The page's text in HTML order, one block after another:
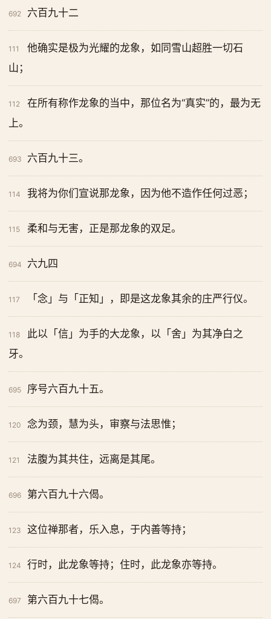
692 六百九十二
111
他确实是极为光耀的龙象，如同雪山超胜一切石
山；
112
在所有称作龙象的当中，那位名为“真实”的，最为无
上。
693 六百九十三。
114 我将为你们宣说那龙象，因为他不造作任何过恶；
115 柔和与无害，正是那龙象的双足。
694 六九四
117 「念」与「正知」，即是这龙象其余的庄严行仪。
118
此以「信」为手的大龙象，以「舍」为其净白之
牙。
695 序号六百九十五。
120 念为颈，慧为头，审察与法思惟；
121 法腹为其共住，远离是其尾。
696 第六百九十六偈。
123 这位禅那者，乐入息，于内善等持；
124 行时，此龙象等持；住时，此龙象亦等持。
697 第六百九十七偈。